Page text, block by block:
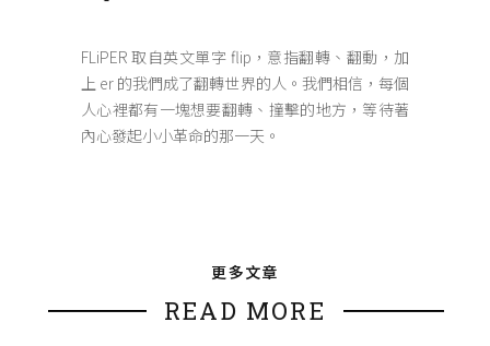
FLiPER 取自英文單字 flip，意指翻轉、翻動，加
上 er 的我們成了翻轉世界的人。我們相信，每個
人心裡都有一塊想要翻轉、撞擊的地方，等待著
內心發起小小革命的那一天。
更多文章
READ MORE